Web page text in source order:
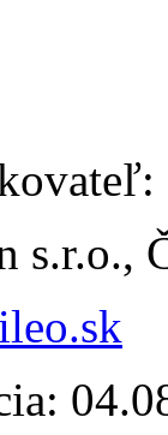
s.r.o.,